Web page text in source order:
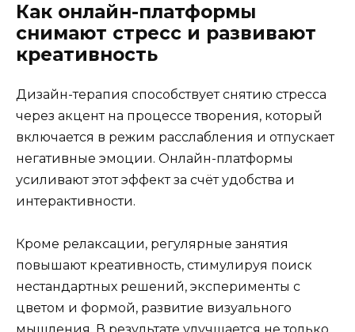
Как онлайн-платформы
снимают стресс и развивают
креативность
Дизайн-терапия способствует снятию стресса
через акцент на процессе творения, который
включается в режим расслабления и отпускает
негативные эмоции. Онлайн-платформы
усиливают этот эффект за счёт удобства и
интерактивности.
Кроме релаксации, регулярные занятия
повышают креативность, стимулируя поиск
нестандартных решений, эксперименты с
цветом и формой, развитие визуального